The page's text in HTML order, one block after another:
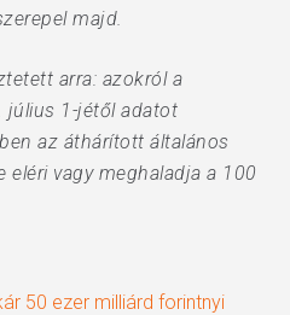
majd.
arra: azokról a
július 1-jétől adatot
az áthárított általános
eléri vagy meghaladja a 100
50 ezer milliárd forintnyi